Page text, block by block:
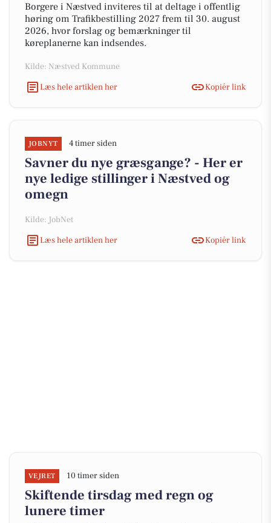
Borgere i Næstved inviteres til at deltage i offentlig
høring om Trafikbestilling 2027 frem til 30. august
2026, hvor forslag og bemærkninger til
køreplanerne kan indsendes.
Kilde: Næstved Kommune
Læs hele artiklen her
Kopiér link
JOBNYT 4 timer siden
Savner du nye græsgange? - Her er
nye ledige stillinger i Næstved og
omegn
Kilde: JobNet
Læs hele artiklen her
Kopiér link
VEJRET 10 timer siden
Skiftende tirsdag med regn og
lunere timer